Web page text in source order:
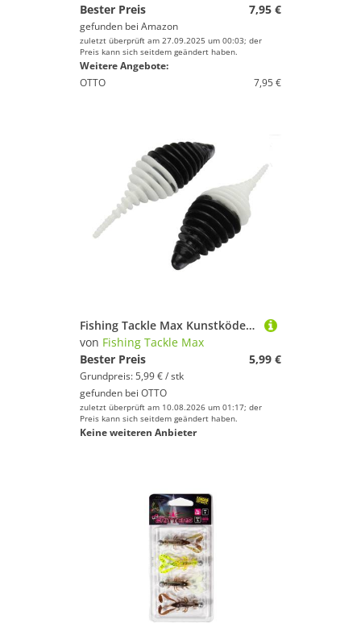
Bester Preis 7,95 €
gefunden bei Amazon
zuletzt überprüft am 27.09.2025 um 00:03; der
Preis kann sich seitdem geändert haben.
Weitere Angebote:
OTTO
7,95 €
Fishing Tackle Max Kunstköder FTM Omura Baits Pongo 6,5cm 3,2g - 5 Gummiköder
von Fishing Tackle Max
Bester Preis
5,99 €
Grundpreis: 5,99 € / stk
gefunden bei OTTO
zuletzt überprüft am 10.08.2026 um 01:17; der
Preis kann sich seitdem geändert haben.
Keine weiteren Anbieter